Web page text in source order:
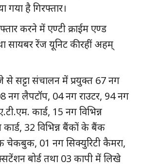
गया है गिरफ्तार।
करने में एण्टी क्राईम एण्ड
सायबर रेंज यूनिट की रहीं अहम्
से सट्टा संचालन में प्रयुक्त 67 नग
नग लैपटॉप, 04 नग राउटर, 94 नग
कार्ड, 15 नग विभिन्न
32 विभिन्न बैंकों के बैंक
01 नग सिक्युरिटी कैमरा,
बोर्ड तथा 03 कापी में लिखे